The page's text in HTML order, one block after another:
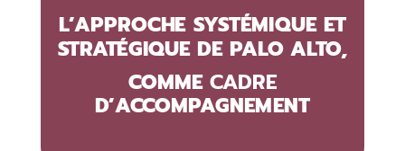
L’APPROCHE SYSTÉMIQUE ET
STRATÉGIQUE DE PALO ALTO,
COMME CADRE
D’ACCOMPAGNEMENT